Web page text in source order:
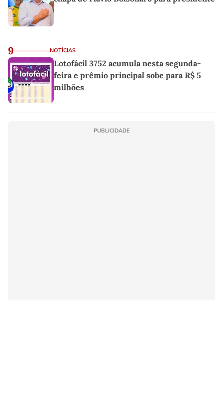
9 NOTÍCIAS
Lotofácil 3752 acumula nesta segunda-
feira e prêmio principal sobe para R$ 5
milhões
PUBLICIDADE